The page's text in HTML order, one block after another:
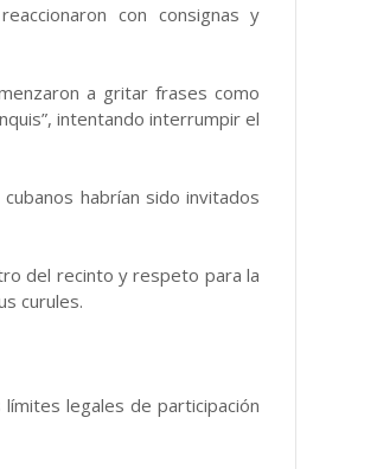
con consignas y
a gritar frases como
intentando interrumpir el
habrían sido invitados
del recinto y respeto para la
curules.
legales de participación